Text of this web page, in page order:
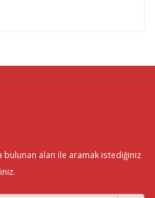
bulunan alan ile aramak istediğiniz